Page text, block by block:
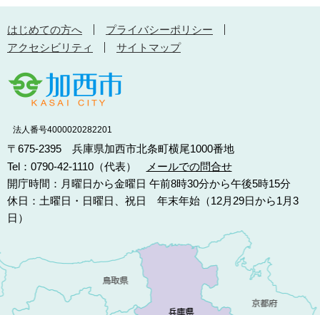
はじめての方へ
プライバシーポリシー
アクセシビリティ
サイトマップ
法人番号4000020282201
〒675-2395 兵庫県加西市北条町横尾1000番地
Tel：0790-42-1110（代表）
メールでの問合せ
開庁時間：月曜日から金曜日 午前8時30分から午後5時15分
休日：土曜日・日曜日、祝日 年末年始（12月29日から1月3
日）